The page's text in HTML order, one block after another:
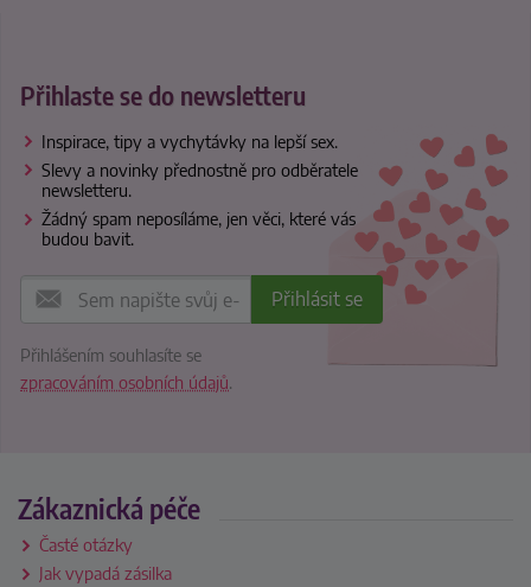
Přihlaste se do newsletteru
Inspirace, tipy a vychytávky na lepší sex.
Slevy a novinky přednostně pro odběratele
newsletteru.
Žádný spam neposíláme, jen věci, které vás
budou bavit.
Přihlášením souhlasíte se
zpracováním osobních údajů.
Zákaznická péče
Časté otázky
Jak vypadá zásilka